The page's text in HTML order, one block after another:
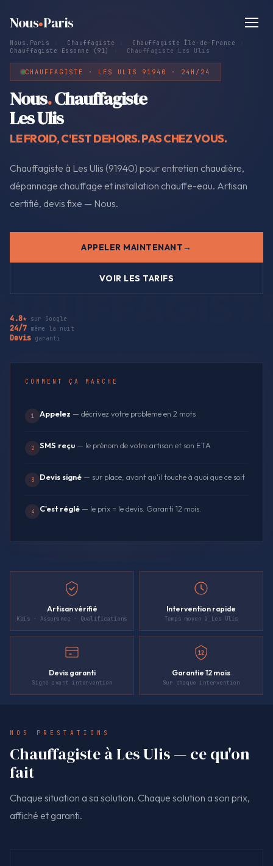
Nous Paris
Nous.Paris Chauffagiste Chauffagiste Île-de-France
Chauffagiste Essonne (91)
Chauffagiste Les Ulis
CHAUFFAGISTE · LES ULIS 91940 · 24H/24
Nous.Chauffagiste
Les Ulis
LE FROID, C'EST DEHORS. PAS CHEZ VOUS.
Chauffagiste à Les Ulis (91940) pour entretien chaudière,
dépannage chauffage et installation chauffe-eau. Artisan
certifié, devis fixe — Nous.
APPELER MAINTENANT
VOIR LES TARIFS
4.8★ sur Google
24/7 même la nuit
Devis garanti
COMMENT ÇA MARCHE
1 Appelez — décrivez votre problème en 2 mots
2 SMS reçu — le prénom de votre artisan et son ETA
3 Devis signé — sur place, avant qu'il touche à quoi que ce soit
4 C'est réglé — le prix = le devis. Garanti 12 mois.
Artisan vérifié
Kbis · Assurance · Qualifications
Intervention rapide
Temps moyen à Les Ulis
Devis garanti
Signé avant intervention
12
Garantie 12 mois
Sur chaque intervention
NOS PRESTATIONS
Chauffagiste à Les Ulis — ce qu'on
fait
Chaque situation a sa solution. Chaque solution a son prix,
affiché et garanti.